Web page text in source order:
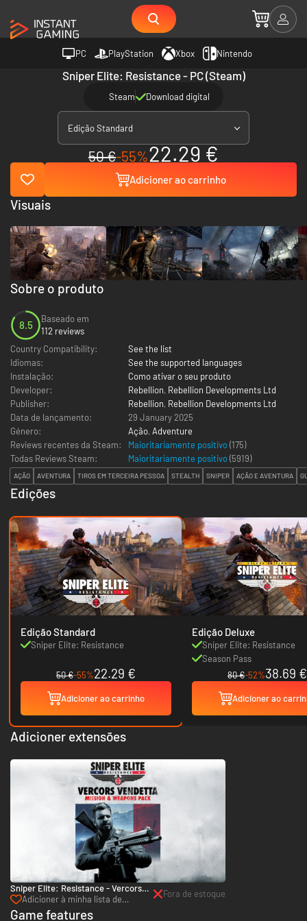
PC PlayStation Xbox Nintendo
Sniper Elite: Resistance - PC (Steam)
Steam Download digital
Edição Standard
50 €-55%22.29 €
Adicioner ao carrinho
Sobre o produto
8.5
Baseado em
112 reviews
Country Compatibility:
See the list
Idiomas:
See the supported languages
Instalação:
Como ativar o seu produto
Developer:
Rebellion, Rebellion Developments Ltd
Publisher:
Rebellion, Rebellion Developments Ltd
Data de lançamento:
29 January 2025
Género:
Ação, Adventure
Reviews recentes da Steam:
Maioritariamente positivo(175)
Todas Reviews Steam:
Maioritariamente positivo(5919)
AÇÃO AVENTURA TIROS EM TERCEIRA PESSOA STEALTH SNIPER AÇÃO E AVENTURA
Edições
Edição Standard
Sniper Elite: Resistance
50 €-55%22.29 €
Adicioner ao carrinho
Edição Deluxe
Sniper Elite: Resistance
Season Pass
80 €-52%38.69 €
Adicioner ao
Adicioner extensões
Sniper Elite: Resistance - Vercors
Vendetta Mission and Weapons Pack
- PC (Steam)
Adicioner à minha lista de
desejos
Fora de estoque
Visuais
Game features